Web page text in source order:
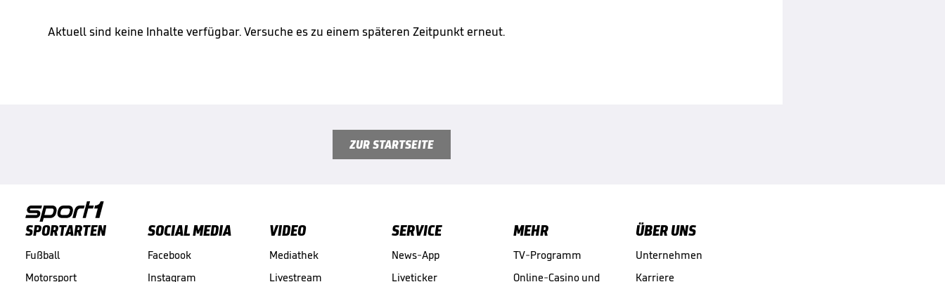
Aktuell sind keine Inhalte verfügbar. Versuche es zu einem späteren Zeitpunkt erneut.
ZUR STARTSEITE
SPORTARTEN
Fußball
Motorsport
SOCIAL MEDIA
Facebook
Instagram
VIDEO
Mediathek
Livestream
SERVICE
News-App
Liveticker
MEHR
TV-Programm
Online-Casino und
ÜBER UNS
Unternehmen
Karriere